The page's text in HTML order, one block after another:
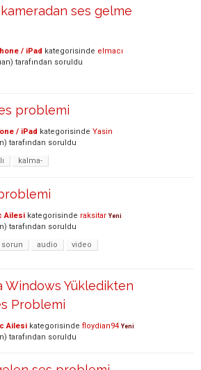
ses gelme
/ iPad kategorisinde elmacı
tarafından soruldu
problemi
/ iPad kategorisinde Yasin
tarafından soruldu
kalma-
Ailesi kategorisinde raksitar Yeni
tarafından soruldu
sorun audio
video
Windows Yükledikten
Problemi
Ailesi kategorisinde floydian94 Yeni
tarafından soruldu